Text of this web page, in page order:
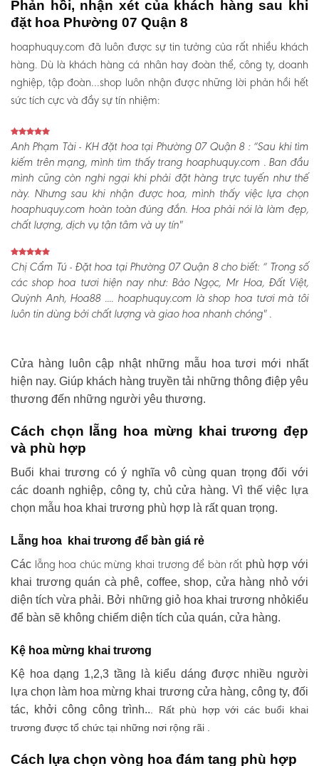
Phản hồi, nhận xét của khách hàng sau khi
đặt hoa Phường 07 Quận 8
hoaphuquy.com đã luôn được sự tin tưởng của rất nhiều khách
hàng. Dù là khách hàng cá nhân hay đoàn thể, công ty, doanh
nghiệp, tập đoàn…shop luôn nhận được những lời phản hồi hết
sức tích cực và đầy sự tín nhiệm:
Anh Phạm Tài - KH đặt hoa tại Phường 07 Quận 8 :“Sau khi tìm
kiếm trên mạng, mình tìm thấy trang hoaphuquy.com . Ban đầu
mình cũng còn nghi ngại khi phải đặt hàng trực tuyến như thế
này. Nhưng sau khi nhận được hoa, mình thấy việc lựa chọn
hoaphuquy.com hoàn toàn đúng đắn. Hoa phải nói là làm đẹp,
chất lượng, dịch vụ tận tâm và uy tín"
Chị Cẩm Tú - Đặt hoa tại Phường 07 Quận 8 cho biết:“ Trong số
các shop hoa tươi hiện nay như: Bảo Ngọc, Mr Hoa, Đất Việt,
Quỳnh Anh, Hoa88 .... hoaphuquy.com là shop hoa tươi mà tôi
luôn tin dùng bởi chất lượng và giao hoa nhanh chóng" .
Cửa hàng luôn cập nhật những mẫu hoa tươi mới nhất
hiện nay. Giúp khách hàng truyền tải những thông điệp yêu
thương đến những người yêu thương.
Cách chọn lẵng hoa mừng khai trương đẹp
và phù hợp
Buổi khai trương có ý nghĩa vô cùng quan trọng đối với
các doanh nghiệp, công ty, chủ cửa hàng. Vì thế việc lựa
chọn mẫu hoa khai trương phù hợp là rất quan trọng.
Lẵng hoa khai trương để bàn giá rẻ
Các lẵng hoa chúc mừng khai trương để bàn rất phù hợp với
khai trương quán cà phê, coffee, shop, cửa hàng nhỏ với
diện tích vừa phải. Bởi những giỏ hoa khai trương nhỏkiểu
để bàn sẽ không chiếm diện tích của quán, cửa hàng.
Kệ hoa mừng khai trương
Kệ hoa dạng 1,2,3 tầng là kiểu dáng được nhiều người
lựa chọn làm hoa mừng khai trương cửa hàng, công ty, đối
tác, khởi công công trình.. . Rất phù hợp với các buổi khai
trương được tổ chức tại những nơi rộng rãi .
Cách lựa chọn vòng hoa đám tang phù hợp